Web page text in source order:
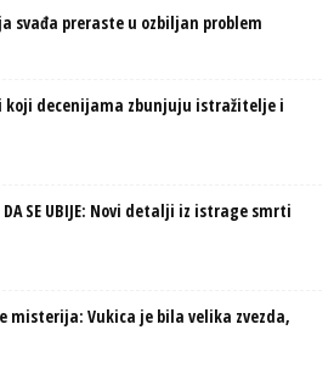
svađa preraste u ozbiljan problem
koji decenijama zbunjuju istražitelje i
DA SE UBIJE: Novi detalji iz istrage smrti
misterija: Vukica je bila velika zvezda,